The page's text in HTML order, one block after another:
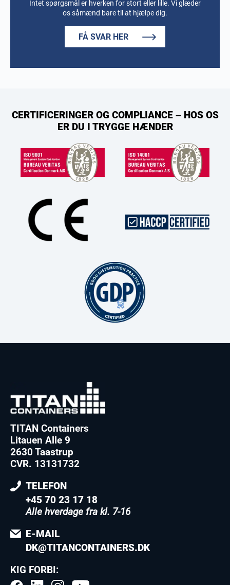
Intet spørgsmål er hverken for stort eller lille. Vi glæder
os såmænd bare til at hjælpe dig.
FÅ SVAR HER
CERTIFICERINGER OG COMPLIANCE – HOS OS
ER DU I TRYGGE HÆNDER
TITAN Containers
Litauen Alle 9
2630 Taastrup
CVR. 13131732
TELEFON
+45 70 23 17 18
Alle hverdage fra kl. 7-16
E-MAIL
DK@TITANCONTAINERS.DK
KIG FORBI: